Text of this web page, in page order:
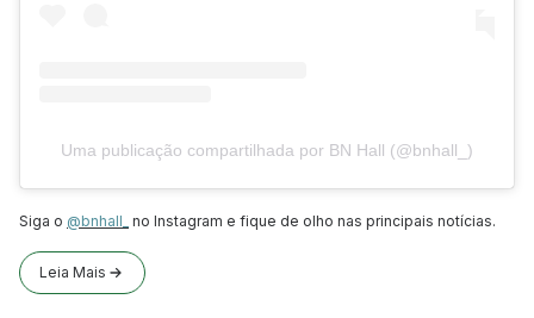
Uma publicação compartilhada por BN Hall (@bnhall_)
Siga o @bnhall_ no Instagram e fique de olho nas principais notícias.
Leia Mais